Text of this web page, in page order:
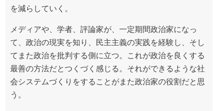
を減らしていく。
メディアや、学者、評論家が、一定期間政治家になっ
て、政治の現実を知り、民主主義の実践を経験し、そし
てまた政治を批判する側に立つ。これが政治を良くする
最善の方法だとつくづく感じる。それができるような社
会システムづくりをすることがまた政治家の役割だと思
う。